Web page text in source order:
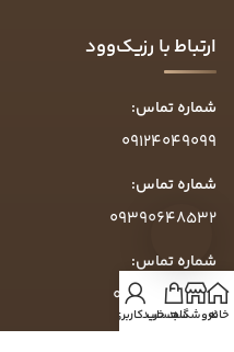
ارتباط با رزیک‌وود
شماره تماس:
09124049099
شماره تماس:
09390648532
شماره تماس:
09304049099
ساعت پاسخگویی:
خانهفروشگاهسبد خرید
حساب کاربری من